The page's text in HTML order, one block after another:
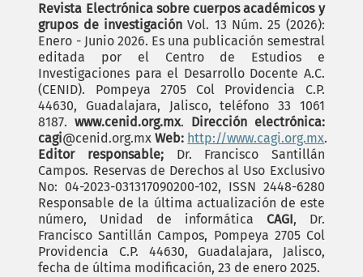
Revista Electrónica sobre cuerpos académicos y
grupos de investigación Vol. 13 Núm. 25 (2026):
Enero - Junio 2026. Es una publicación semestral
editada por el Centro de Estudios e
Investigaciones para el Desarrollo Docente A.C.
(CENID). Pompeya 2705 Col Providencia C.P.
44630, Guadalajara, Jalisco, teléfono 33 1061
8187.www.cenid.org.mx. Dirección electrónica:
cagi@cenid.org.mxWeb: http://www.cagi.org.mx.
Editor responsable;Dr. Francisco Santillán
Campos. Reservas de Derechos al Uso Exclusivo
No: 04-2023-031317090200-102, ISSN 2448-6280
Responsable de la última actualización de este
número, Unidad de informática CAGI, Dr.
Francisco Santillán Campos, Pompeya 2705 Col
Providencia C.P. 44630, Guadalajara, Jalisco,
fecha de última modificación, 23 de enero 2025.